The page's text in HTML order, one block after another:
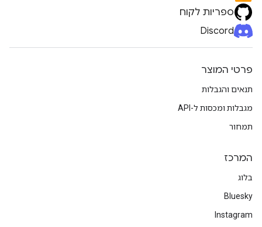
ספריות לקוח
Discord
פרטי המוצר
תנאים והגבלות
מגבלות ומכסות ל-API
תמחור
המרכז
בלוג
Bluesky
Instagram